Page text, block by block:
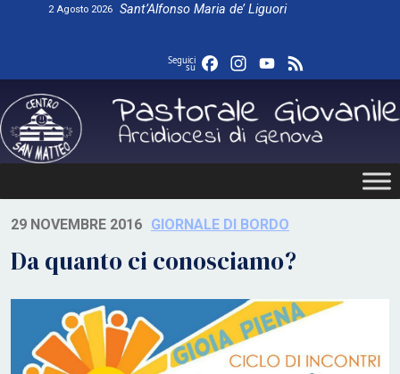
2 Agosto 2026 Sant’Alfonso Maria de’ Liguori
Seguici
su FacebookInstagram
YouTube
29 NOVEMBRE 2016 GIORNALE DI BORDO
Da quanto ci conosciamo?